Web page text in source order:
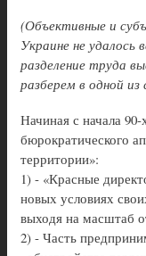
(Объективные и
Украине не
разделение труда
разберем в одной
Начиная с начала
бюрократического
территории»:
1) - «Красные
новых условиях
выходя на масштаб
2) - Часть